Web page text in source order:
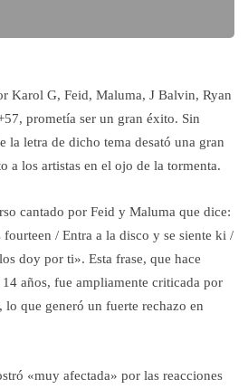
Karol G, Feid, Maluma, J Balvin, Ryan
prometía ser un gran éxito. Sin
la letra de dicho tema desató una gran
a los artistas en el ojo de la tormenta.
cantado por Feid y Maluma que dice:
fourteen / Entra a la disco y se siente ki /
doy por ti». Esta frase, que hace
años, fue ampliamente criticada por
que generó un fuerte rechazo en
«muy afectada» por las reacciones